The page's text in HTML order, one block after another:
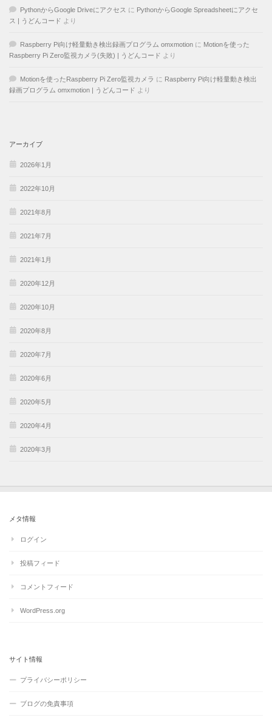
PythonからGoogle Driveにアクセス に PythonからGoogle Spreadsheetにアクセ
ス | うどんコード より
Raspberry Pi向け軽量動き検出録画プログラム omxmotion に Motionを使った
Raspberry Pi Zero監視カメラ(失敗) | うどんコード より
Motionを使ったRaspberry Pi Zero監視カメラ に Raspberry Pi向け軽量動き検出
録画プログラム omxmotion | うどんコード より
アーカイブ
2026年1月
2022年10月
2021年8月
2021年7月
2021年1月
2020年12月
2020年10月
2020年8月
2020年7月
2020年6月
2020年5月
2020年4月
2020年3月
メタ情報
ログイン
投稿フィード
コメントフィード
WordPress.org
サイト情報
プライバシーポリシー
ブログの免責事項